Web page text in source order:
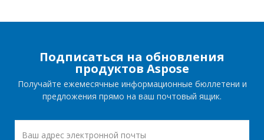
Подписаться на обновления
продуктов Aspose
Получайте ежемесячные информационные бюллетени и
предложения прямо на ваш почтовый ящик.